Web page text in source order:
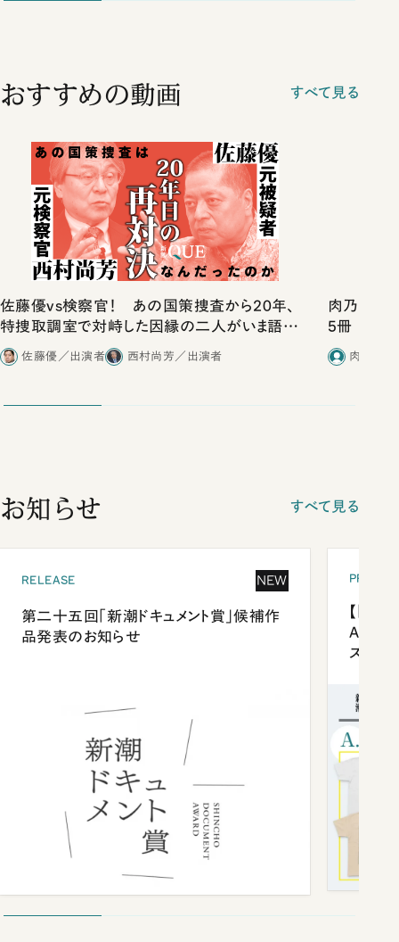
おすすめの動画 すべて見る
佐藤優vs検察官！ あの国策捜査から20年、
特捜取調室で対峙した因縁の二人がいま語り
合ったこと
佐藤優／出演者 西村尚芳／出演者
肉乃小路
5冊
肉乃小路
お知らせ すべて見る
RELEASE NEW
第二十五回「新潮ドキュメント賞」候補作
品発表のお知らせ
【「新
ズプレ